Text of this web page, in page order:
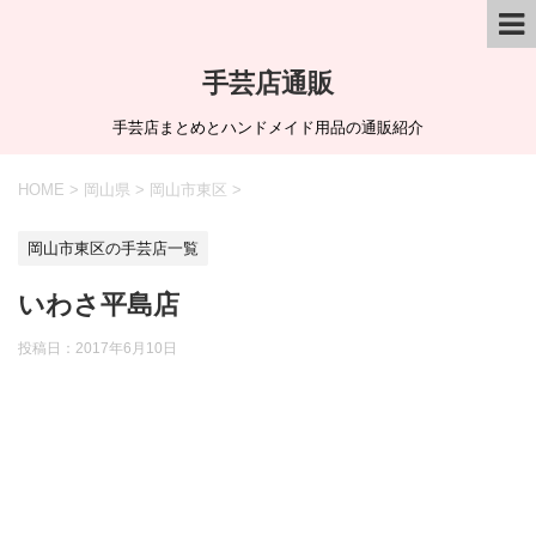
手芸店通販
手芸店まとめとハンドメイド用品の通販紹介
HOME > 岡山県 > 岡山市東区 >
岡山市東区の手芸店一覧
いわさ平島店
投稿日： 2017年6月10日